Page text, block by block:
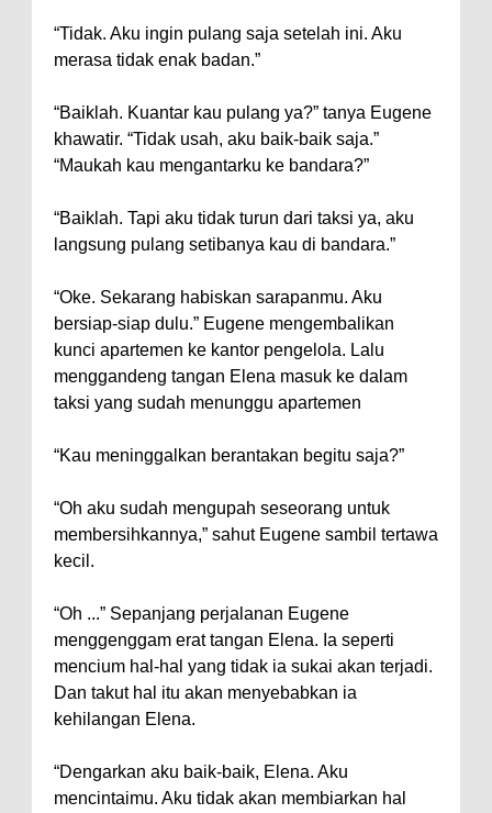
“Tidak. Aku ingin pulang saja setelah ini. Aku
merasa tidak enak badan.”
“Baiklah. Kuantar kau pulang ya?” tanya Eugene
khawatir. “Tidak usah, aku baik-baik saja.”
“Maukah kau mengantarku ke bandara?”
“Baiklah. Tapi aku tidak turun dari taksi ya, aku
langsung pulang setibanya kau di bandara.”
“Oke. Sekarang habiskan sarapanmu. Aku
bersiap-siap dulu.” Eugene mengembalikan
kunci apartemen ke kantor pengelola. Lalu
menggandeng tangan Elena masuk ke dalam
taksi yang sudah menunggu apartemen
“Kau meninggalkan berantakan begitu saja?”
“Oh aku sudah mengupah seseorang untuk
membersihkannya,” sahut Eugene sambil tertawa
kecil.
“Oh ...” Sepanjang perjalanan Eugene
menggenggam erat tangan Elena. Ia seperti
mencium hal-hal yang tidak ia sukai akan terjadi.
Dan takut hal itu akan menyebabkan ia
kehilangan Elena.
“Dengarkan aku baik-baik, Elena. Aku
mencintaimu. Aku tidak akan membiarkan hal